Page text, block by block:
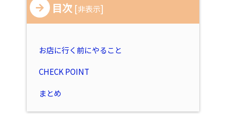
目次 [非表示]
お店に行く前にやること
CHECK POINT
まとめ